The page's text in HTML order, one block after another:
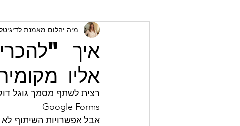
פיננסי אימון
איך
אליו
מיה יהלום מאמנת לדיגיטל
Google Forms
אבל אפשרויות השיתוף